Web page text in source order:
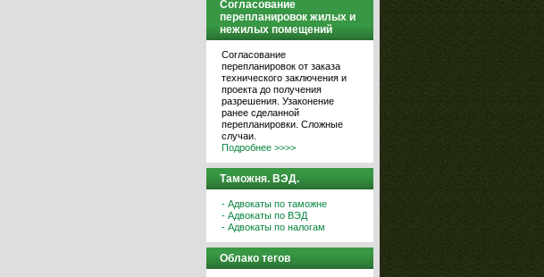
Согласование
перепланировок жилых и
нежилых помещений
Согласование
перепланировок от заказа
технического заключения и
проекта до получения
разрешения. Узаконение
ранее сделанной
перепланировки. Сложные
случаи.
Подробнее >>>>
Таможня. ВЭД.
- Адвокаты по таможне
- Адвокаты по ВЭД
- Адвокаты по налогам
Облако тегов